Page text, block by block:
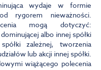
wydaje w formie
rygorem nieważności.
mogą dotyczyć:
albo innej spółki
zależnej, tworzenia
lub akcji innej spółki.
wiążącego polecenia